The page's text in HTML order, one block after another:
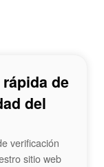
de
del
verificación
sitio web